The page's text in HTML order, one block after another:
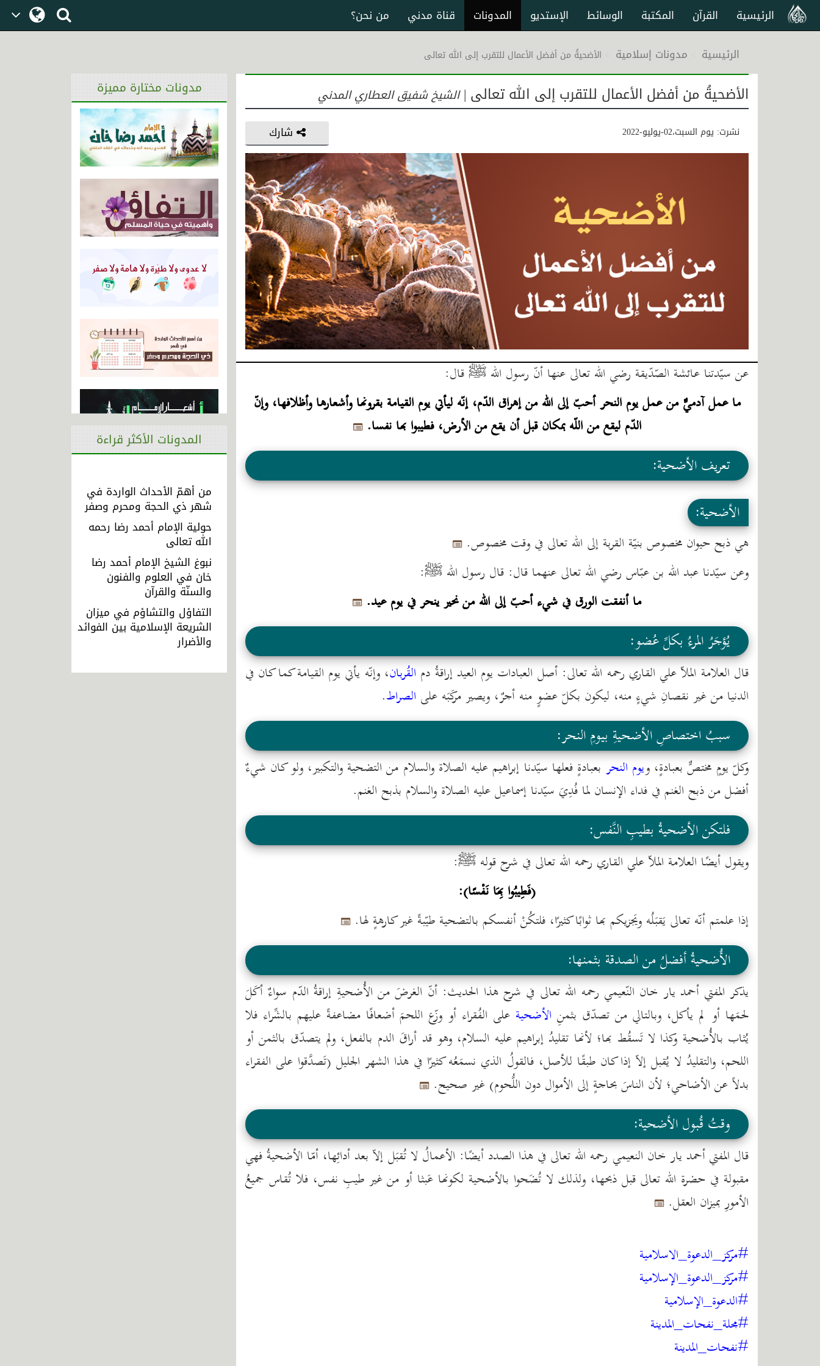
من نحن؟ قناة مدني المدونات الإستديو الوسائط المكتبة القرآن
الرئيسية
الرئيسية
مدونات إسلامية الأضحيةُ من أفضل الأعمال للتقرب إلى الله تعالى
مدونات مختارة مميزة
المدونات الأكثر قراءة
من أهمّ الأحداث الواردة في
شهر ذي الحجة ومحرم وصفر
حولية الإمام أحمد رضا رحمه
الله تعالى
نبوغ الشيخ الإمام أحمد رضا
خان في العلوم والفنون
والسنّة والقرآن
التفاؤل والتشاؤم في ميزان
الشريعة الإسلامية بين الفوائد
والأضرار
الأضحيةُ من أفضل الأعمال للتقرب إلى الله تعالى |الشيخ شفيق العطاري المدني
شارك نشرت: يوم السبت،02-يوليو-2022
عن سيّدتنا عائشة الصّدّيقة رضي الله تعالى عنها أنّ رسول الله ﷺ قال:
ما عمل آدميٌّ من عمل يوم النحر أحبّ إلى الله من إهراق الدّم، إنّه ليأتي يوم القيامة بقرونها وأشعارها وأظلافها، وإنّ
الدّم ليقع من اللّه بمكان قبل أن يقع من الأرض، فطيبوا بها نفسا.
تعريف الأضحية:
الأضحية:
هي ذبح حيوان مخصوص بنيّة القربة إلى الله تعالى في وقت مخصوص.
وعن سيّدنا عبد الله بن عبّاس رضي الله تعالى عنهما قال: قال رسول الله ﷺ:
ما أنفقت الورق في شيء أحبّ إلى الله من نحير ينحر في يوم عيد.
يُؤجَرُ المرءُ بكلِّ عُضو:
قال العلامة الملاّ علي القاري رحمه الله تعالى: أصل العبادات يوم العيد إراقةُ دم القُربان، وإنّه يأتي يوم القيامة كما كان في
الدنيا من غير نقصانِ شيءٍ منه، ليكون بكلّ عضوٍ منه أجرٌ، ويصير مركَبَه على الصراط.
سببُ اختصاصِ الأضحيةِ بيومِ النحر:
وكلّ يومٍ مختصٌّ بعبادةٍ، ويوم النحر بعبادةٍ فعلها سيّدنا إبراهيم عليه الصلاة والسلام من التضحية والتكبير، ولو كان شيءٌ
أفضل من ذبح الغنم في فداء الإنسان لما فُدِيَ سيّدنا إسماعيل عليه الصلاة والسلام بذبح الغنم.
فلتكن الأضحيةُ بطيبِ النَّفس:
ويقول أيضًا العلامة الملاّ علي القاري رحمه الله تعالى في شرح قوله ﷺ:
(فَطِيبُوا بِهَا نَفْسًا):
إذا علمتم أنّه تعالى يَقبَلُه ويَجزيكم بها ثوابًا كثيرًا، فلتكُنْ أنفسكم بالتضحية طيّبةً غير كارهةٍ لها.
الأُضحيةُ أفضلُ من الصدقة بثمنها:
يذكر المفتي أحمد يار خان النّعيمي رحمه الله تعالى في شرح هذا الحديث: أنّ الغرضَ من الأُضحيةِ إراقةُ الدّم سواءٌ أكَلَ
لحمَها أو لم يأكل، وبالتالي من تصدّق بثمنِ الأضحية على الفُقراء أو وزّع اللحمَ أضعافًا مضاعفةً عليهم بالشِّراء فلا
يُثاب بالأُضحية وكذا لا تَسقُط بها؛ لأنها تقليدُ إبراهيم عليه السلام، وهو قد أراقَ الدم بالفعل، ولم يتصدّق بالثمن أو
اللحم، والتقليدُ لا يُقبل إلاّ إذا كان طبقًا للأصل، فالقولُ الذي نسمَعُه كثيرًا في هذا الشهر الجليل (تَصدَّقوا على الفقراء
بدلاً عن الأضاحي؛ لأن الناسَ بحاجةٍ إلى الأموال دون اللُّحوم) غير صحيح.
وقتُ قُبول الأضحية:
قال المفتي أحمد يار خان النعيمي رحمه الله تعالى في هذا الصدد أيضًا: الأعمالُ لا تُقبَل إلاّ بعد أدائِها، أمّا الأضحيةُ فهي
مقبولة في حضرة الله تعالى قبل ذبحها، ولذلك لا تُضَحوا بالأضحية لكونها عَبثا أو من غير طيبِ نفس، فلا تُقاس جميعُ
الأمورِ بميزان العقل.
#مركز_الدعوة_الاسلامية
#مركز_الدعوة_الإسلامية
#الدعوة_الإسلامية
#مجلة_نفحات_المدينة
#نفحات_المدينة